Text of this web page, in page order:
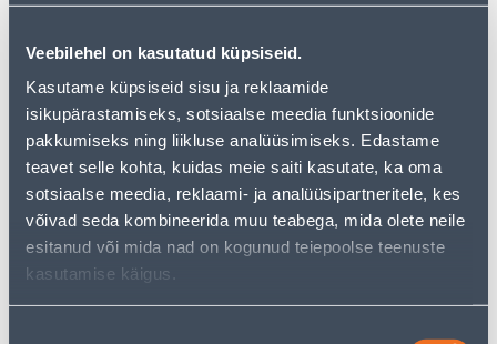
Veebilehel on kasutatud küpsiseid.
Kasutame küpsiseid sisu ja reklaamide
isikupärastamiseks, sotsiaalse meedia funktsioonide
pakkumiseks ning liikluse analüüsimiseks. Edastame
teavet selle kohta, kuidas meie saiti kasutate, ka oma
sotsiaalse meedia, reklaami- ja analüüsipartneritele, kes
võivad seda kombineerida muu teabega, mida olete neile
esitanud või mida nad on kogunud teiepoolse teenuste
kasutamise käigus.
6.07 €
kliendile
4.00 €
kliendile
E-HIND